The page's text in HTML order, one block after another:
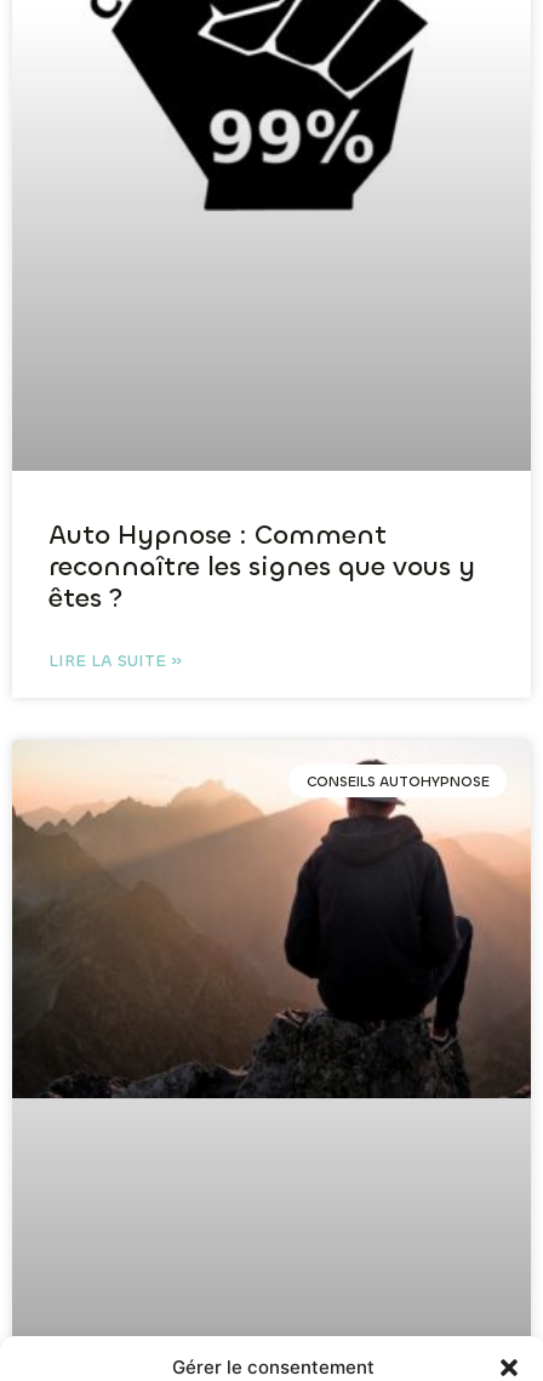
Gérer le consentement
Auto Hypnose : Comment
reconnaître les signes que vous y
êtes ?
LIRE LA SUITE »
CONSEILS AUTOHYPNOSE